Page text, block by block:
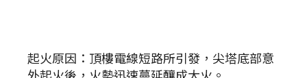
起火原因：頂樓電線短路所引發，尖塔底部意